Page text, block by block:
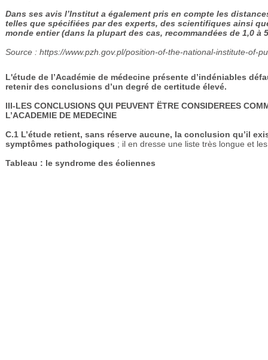
Dans ses avis l’Institut a également pris en compte les
telles que spécifiées par des experts, des scientifiques ainsi
monde entier (dans la plupart des cas, recommandées de 1,0 à
Source : https://www.pzh.gov.pl/position-of-the-national-institute-of-
L'étude de l’Académie de médecine présente d’indéniables
retenir des conclusions d’un degré de certitude élevé.
III-LES CONCLUSIONS QUI PEUVENT ËTRE CONSIDEREES
L’ACADEMIE DE MEDECINE
C.1 L’étude retient, sans réserve aucune, la conclusion qu’il
symptômes pathologiques ; il en dresse une liste très longue et
Tableau : le syndrome des éoliennes